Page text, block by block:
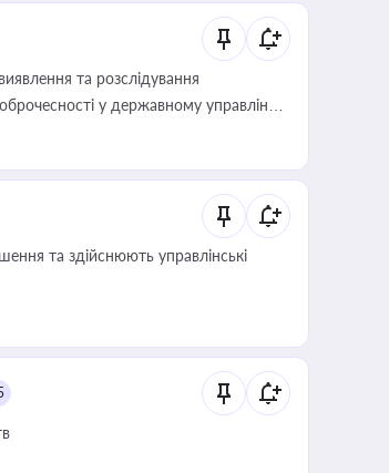
та розслідування
у державному управлінні
та здійснюють управлінські